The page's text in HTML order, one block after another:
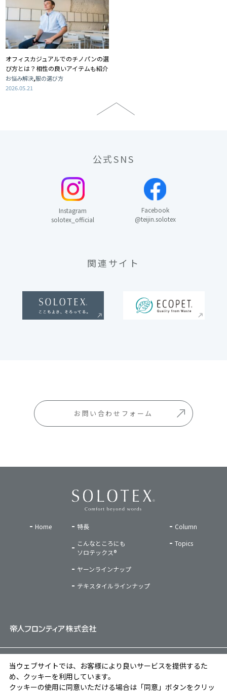
オフィスカジュアルでのチノパンの選
び方とは？相性の良いアイテムも紹介
お悩み解決,服の選び方
2026.05.21
公式SNS
Instagram
solotex_official
Facebook
@teijin.solotex
関連サイト
お問い合わせフォーム
Home
特長
こんなところにも
ソロテックス®
ヤーンラインナップ
テキスタイルラインナップ
Column
Topics
ご利用条件 プライバシーポリシー ソーシャルメディアポリシー
クッキーポリシー
当ウェブサイトでは、お客様により良いサービスを提供するた
め、クッキーを利用しています。
クッキーの使用に同意いただける場合は「同意」ボタンをクリッ